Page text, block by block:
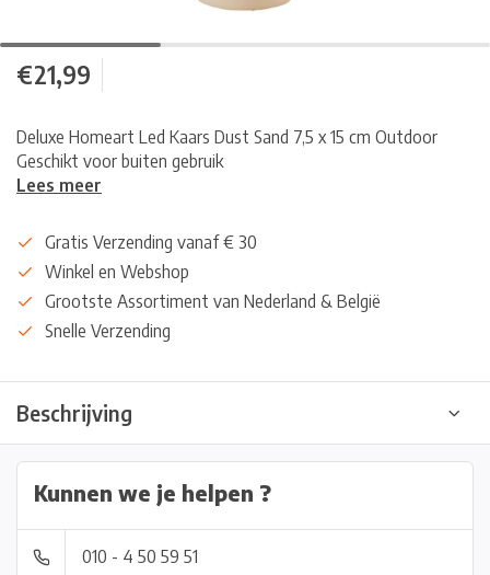
€21,99
Deluxe Homeart Led Kaars Dust Sand 7,5 x 15 cm Outdoor
Geschikt voor buiten gebruik
Lees meer
Gratis Verzending vanaf € 30
Winkel en Webshop
Grootste Assortiment van Nederland & België
Snelle Verzending
Beschrijving
Kunnen we je helpen ?
010 - 4 50 59 51